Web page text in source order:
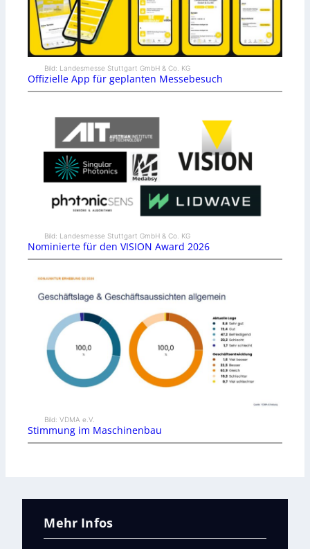
Bild: Landesmesse Stuttgart GmbH & Co. KG
Offizielle App für geplanten Messebesuch
Bild: Landesmesse Stuttgart GmbH & Co. KG
Nominierte für den VISION Award 2026
Bild: VDMA e.V.
Stimmung im Maschinenbau
Mehr Infos